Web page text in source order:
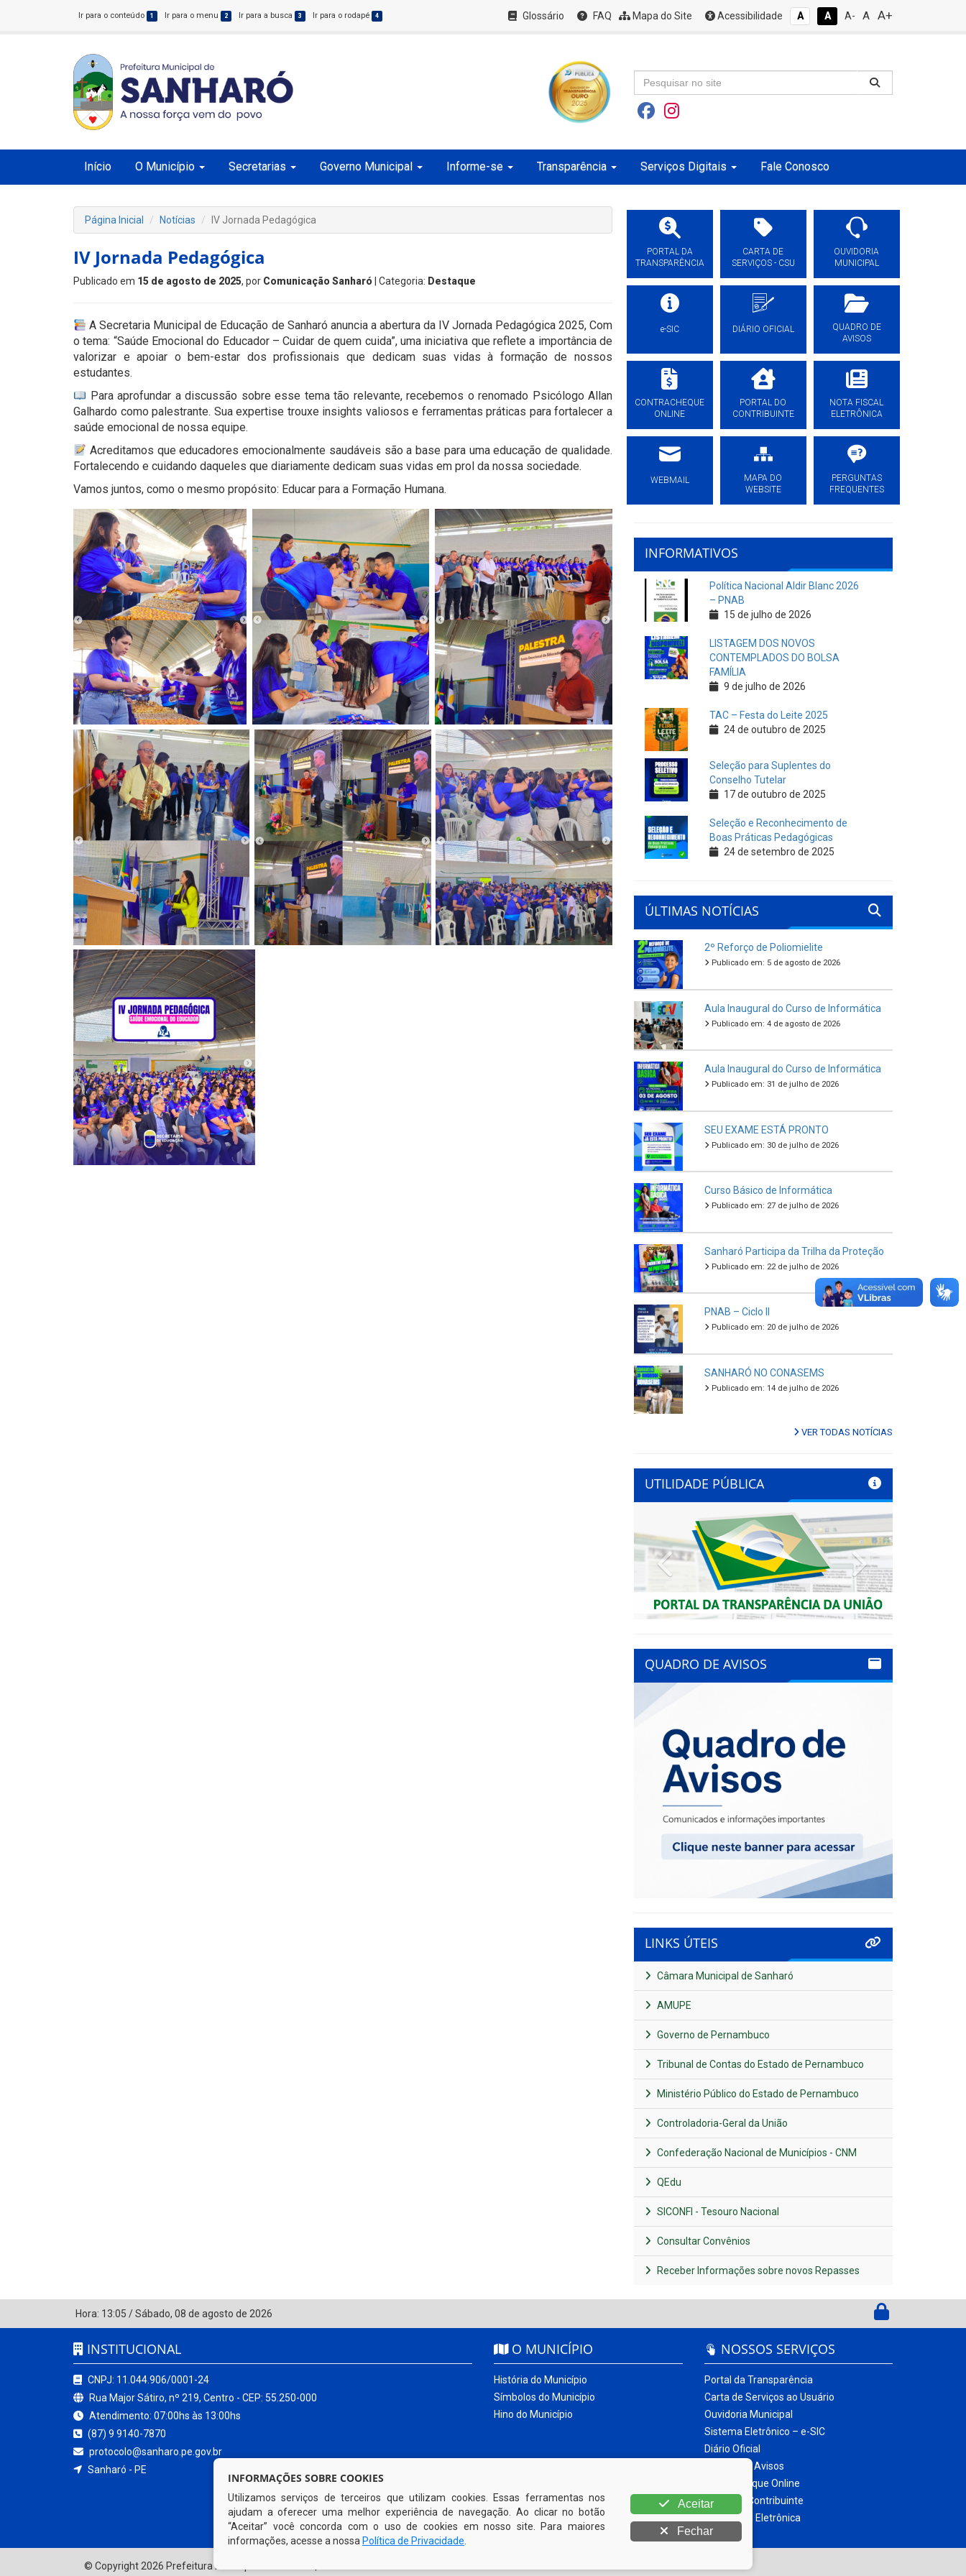
Ir para o conteúdo 1 Ir para o menu 2 Ir para a busca 3 Ir para o rodapé 4 Glossário FAQ Mapa do Site Acessibilidade A A A- A A+
Início O Município Secretarias Governo Municipal Informe-se Transparência Serviços Digitais Fale Conosco
Página Inicial Notícias IV Jornada Pedagógica
IV Jornada Pedagógica
Publicado em 15 de agosto de 2025, por Comunicação Sanharó | Categoria: Destaque
A Secretaria Municipal de Educação de Sanharó anuncia a abertura da IV Jornada Pedagógica 2025, Com
o tema: “Saúde Emocional do Educador – Cuidar de quem cuida”, uma iniciativa que reflete a importância de
valorizar e apoiar o bem-estar dos profissionais que dedicam suas vidas à formação de nossos
estudantes.
Para aprofundar a discussão sobre esse tema tão relevante, recebemos o renomado Psicólogo Allan
Galhardo como palestrante. Sua expertise trouxe insights valiosos e ferramentas práticas para fortalecer a
saúde emocional de nossa equipe.
Acreditamos que educadores emocionalmente saudáveis são a base para uma educação de qualidade.
Fortalecendo e cuidando daqueles que diariamente dedicam suas vidas em prol da nossa sociedade.
Vamos juntos, como o mesmo propósito: Educar para a Formação Humana.
PORTAL DA
TRANSPARÊNCIA
CARTA DE
SERVIÇOS - CSU
OUVIDORIA
MUNICIPAL
e-SIC DIÁRIO OFICIAL
QUADRO DE
AVISOS
CONTRACHEQUE
ONLINE
PORTAL DO
CONTRIBUINTE
NOTA FISCAL
ELETRÔNICA
WEBMAIL
MAPA DO
WEBSITE
PERGUNTAS
FREQUENTES
INFORMATIVOS
Política Nacional Aldir Blanc 2026
– PNAB
15 de julho de 2026
LISTAGEM DOS NOVOS
CONTEMPLADOS DO BOLSA
FAMÍLIA
9 de julho de 2026
TAC – Festa do Leite 2025
24 de outubro de 2025
Seleção para Suplentes do
Conselho Tutelar
17 de outubro de 2025
Seleção e Reconhecimento de
Boas Práticas Pedagógicas
24 de setembro de 2025
ÚLTIMAS NOTÍCIAS
2º Reforço de Poliomielite
Publicado em: 5 de agosto de 2026
Aula Inaugural do Curso de Informática
Publicado em: 4 de agosto de 2026
Aula Inaugural do Curso de Informática
Publicado em: 31 de julho de 2026
SEU EXAME ESTÁ PRONTO
Publicado em: 30 de julho de 2026
Curso Básico de Informática
Publicado em: 27 de julho de 2026
Sanharó Participa da Trilha da Proteção
Publicado em: 22 de julho de 2026
PNAB – Ciclo II
Publicado em: 20 de julho de 2026
SANHARÓ NO CONASEMS
Publicado em: 14 de julho de 2026
VER TODAS NOTÍCIAS
UTILIDADE PÚBLICA
Previous Next
QUADRO DE AVISOS
LINKS ÚTEIS
Câmara Municipal de Sanharó
AMUPE
Governo de Pernambuco
Tribunal de Contas do Estado de Pernambuco
Ministério Público do Estado de Pernambuco
Controladoria-Geral da União
Confederação Nacional de Municípios - CNM
QEdu
SICONFI - Tesouro Nacional
Consultar Convênios
Receber Informações sobre novos Repasses
Hora: 13:05 /Sábado, 08 de agosto de 2026
INSTITUCIONAL
CNPJ: 11.044.906/0001-24
Rua Major Sátiro, nº 219, Centro - CEP: 55.250-000
Atendimento: 07:00hs às 13:00hs
(87) 9 9140-7870
protocolo@sanharo.pe.gov.br
Sanharó - PE
O MUNICÍPIO
História do Município
Símbolos do Município
Hino do Município
NOSSOS SERVIÇOS
Portal da Transparência
Carta de Serviços ao Usuário
Ouvidoria Municipal
Sistema Eletrônico – e-SIC
Diário Oficial
Quadro de Avisos
Contracheque Online
Portal do Contribuinte
Nota Fiscal Eletrônica
© Copyright 2026 Prefeitura Municipal de Sanharó | Todos os direitos reservados
INFORMAÇÕES SOBRE COOKIES
Utilizamos serviços de terceiros que utilizam cookies. Essas ferramentas nos
ajudam a oferecer uma melhor experiência de navegação. Ao clicar no botão
“Aceitar” você concorda com o uso de cookies em nosso site. Para maiores
informações, acesse a nossa Política de Privacidade
Aceitar
Fechar